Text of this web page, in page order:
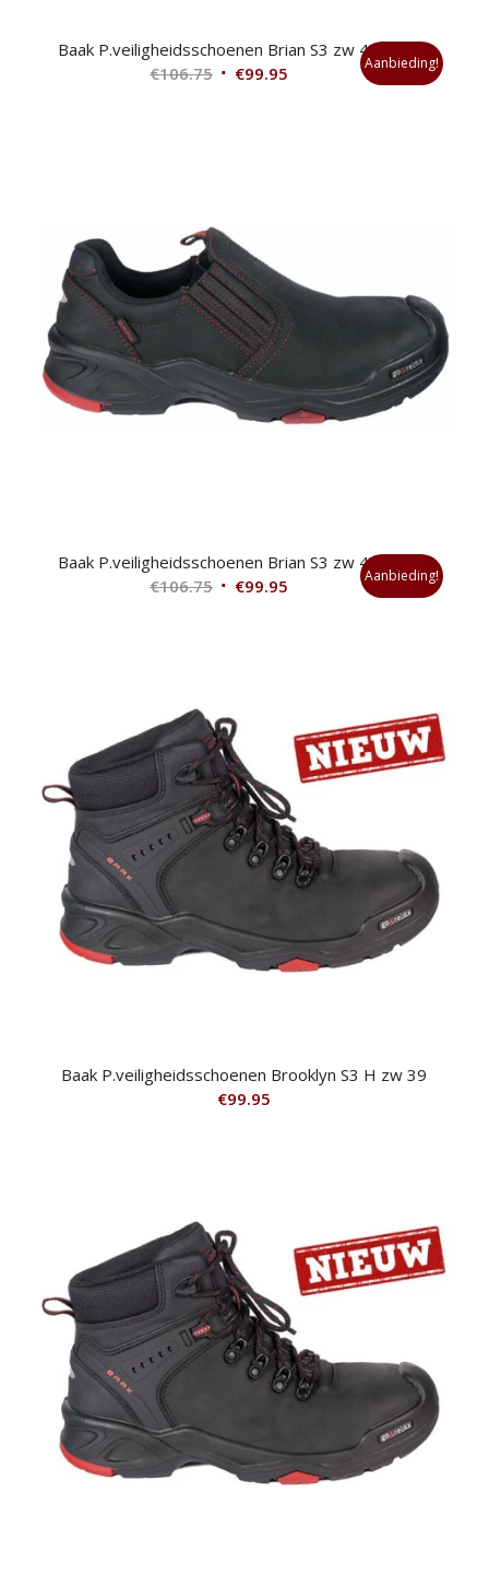
Baak P.veiligheidsschoenen Brian S3 zw 47
€106.75 Oorspronkelijke
€99.95Huidige
Aanbieding!
Baak P.veiligheidsschoenen Brian S3 zw 48
€106.75 Oorspronkelijke
€99.95Huidige
Aanbieding!
Baak P.veiligheidsschoenen Brooklyn S3 H zw 39
€99.95